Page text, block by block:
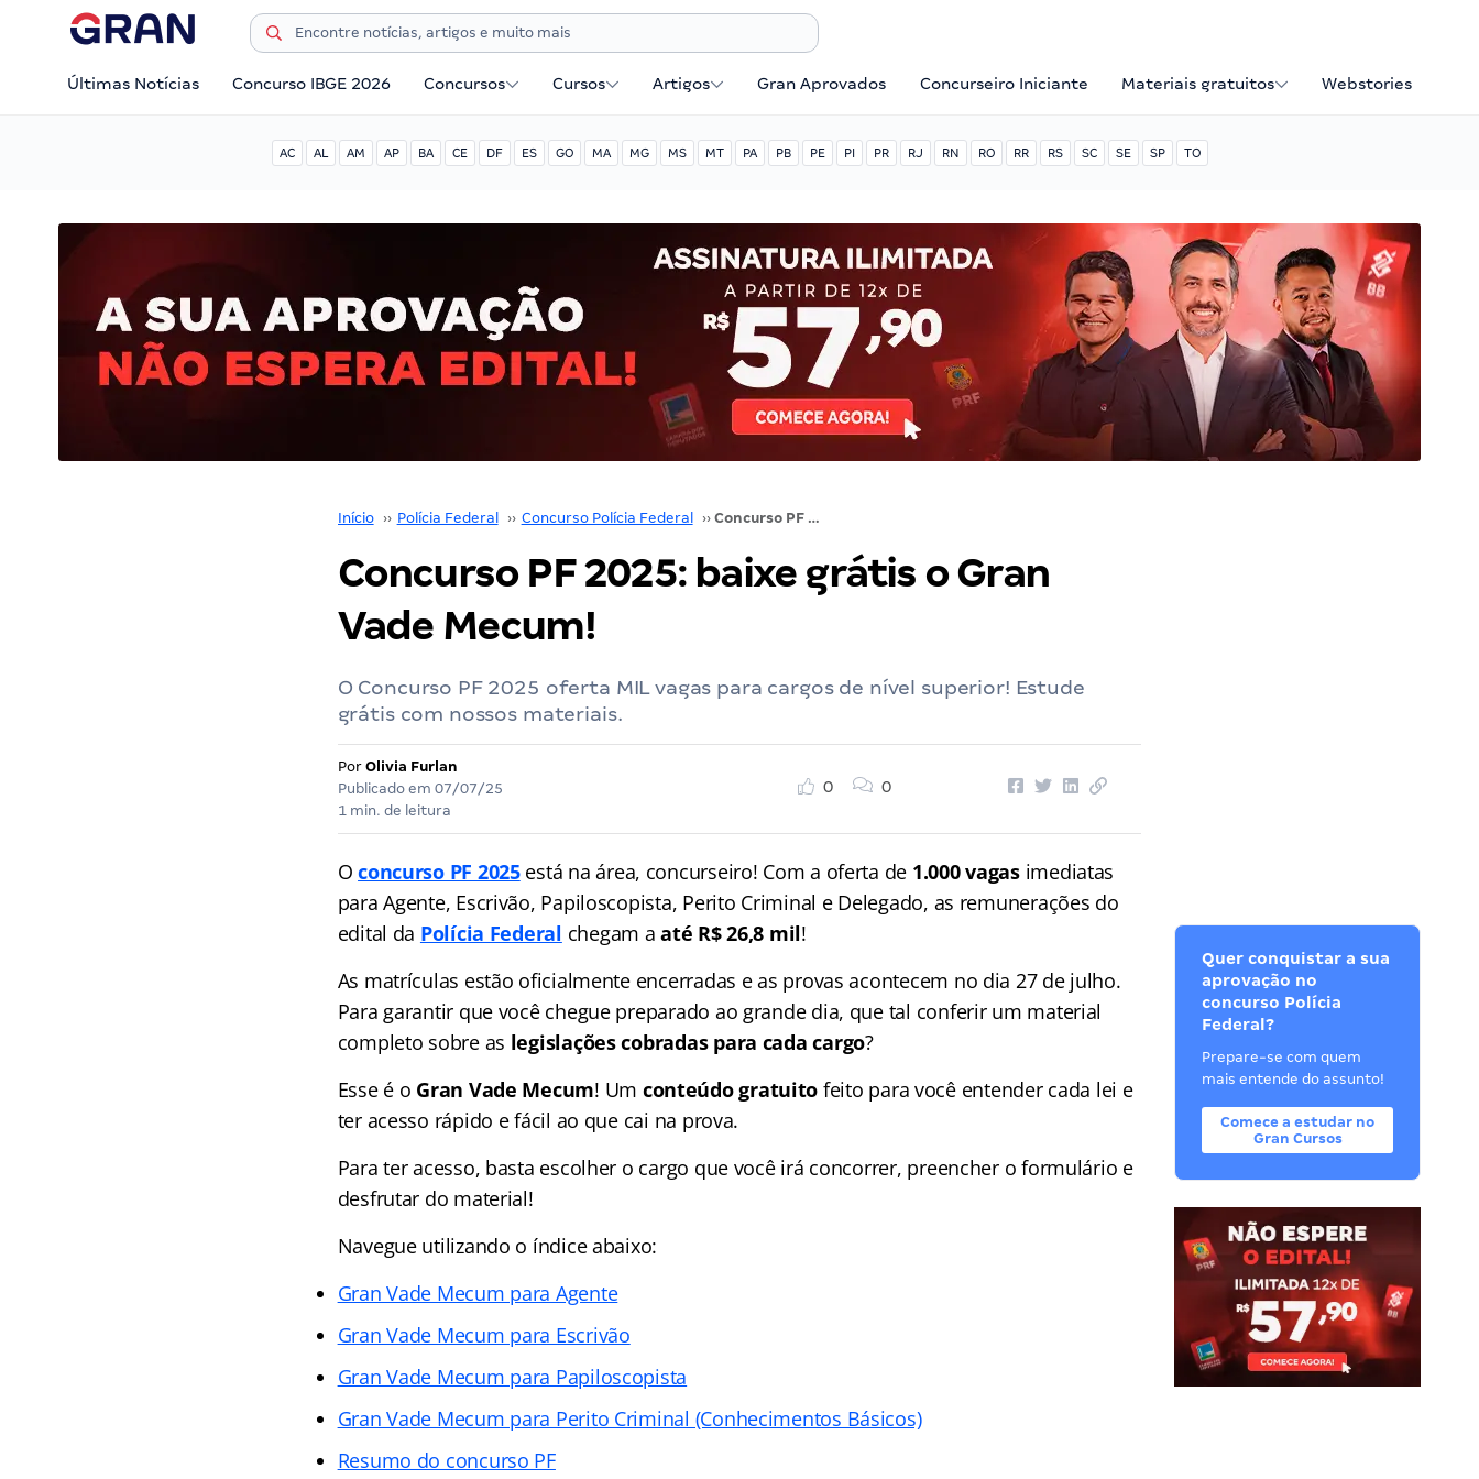
Últimas Notícias Concurso IBGE 2026 Concursos Cursos Artigos Gran Aprovados Concurseiro Iniciante Materiais gratuitos Webstories
AC AL AM AP BA CE DF ES GO MA MG MS MT PA PB PE PI PR RJ RN RO RR RS SC SE SP TO
Início ›› Polícia Federal ›› Concurso Polícia Federal ›› Concurso PF 2025: baixe grátis o Gran Vade Mecum!
Concurso PF 2025: baixe grátis o Gran
Vade Mecum!
O Concurso PF 2025 oferta MIL vagas para cargos de nível superior! Estude
grátis com nossos materiais.
Por Olivia Furlan
Publicado em 07/07/25
1 min. de leitura
0 0
Oconcurso PF 2025está na área, concurseiro! Com a oferta de 1.000 vagasimediatas
para Agente, Escrivão, Papiloscopista, Perito Criminal e Delegado, as remunerações do
edital da Polícia Federal chegam aaté R$ 26,8 mil!
As matrículas estão oficialmente encerradas e as provas acontecem no dia 27 de julho.
Para garantir que você chegue preparado ao grande dia, que tal conferir um material
completo sobre as legislações cobradas para cada cargo?
Esse é o Gran Vade Mecum! Um conteúdo gratuito feito para você entender cada lei e
ter acesso rápido e fácil ao que cai na prova.
Para ter acesso, basta escolher o cargo que você irá concorrer, preencher o formulário e
desfrutar do material!
Navegue utilizando o índice abaixo:
Gran Vade Mecum para Agente
Gran Vade Mecum para Escrivão
Gran Vade Mecum para Papiloscopista
Gran Vade Mecum para Perito Criminal (Conhecimentos Básicos)
Resumo do concurso PF
Quer conquistar a sua
aprovação no
concurso Polícia
Federal?
Prepare-se com quem
mais entende do assunto!
Comece a estudar no
Gran Cursos